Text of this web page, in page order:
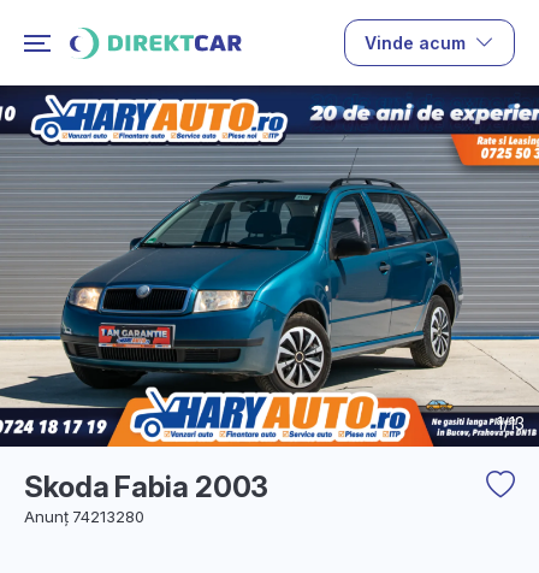
Vinde acum
Skoda Fabia 2003
Anunț 74213280
1/13